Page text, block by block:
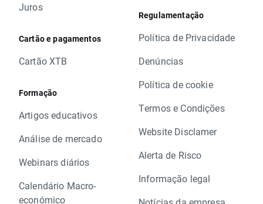
Juros
Cartão e pagamentos
Cartão XTB
Formação
Artigos educativos
Análise de mercado
Webinars diários
Calendário Macro-
económico
Regulamentação
Política de Privacidade
Denúncias
Política de cookie
Termos e Condições
Website Disclamer
Alerta de Risco
Informação legal